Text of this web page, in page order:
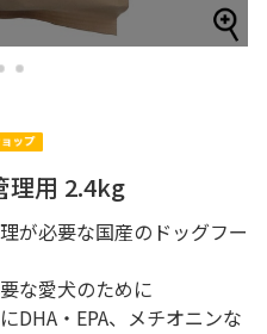
3
理用 2.4kg
が必要な国産のドッグフー
な愛犬のために
DHA・EPA、メチオニンな